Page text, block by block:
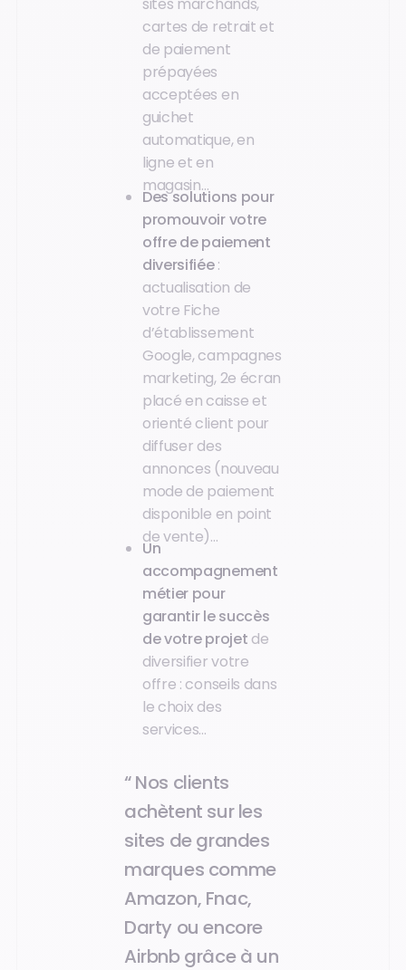
cartes de retrait et
de paiement
prépayées
acceptées en
guichet
automatique, en
ligne et en
magasin…
Des solutions pour
promouvoir votre
offre de paiement
diversifiée:
actualisation de
votre Fiche
d’établissement
Google, campagnes
marketing, 2e écran
placé en caisse et
orienté client pour
diffuser des
annonces (nouveau
mode de paiement
disponible en point
de vente)…
Un
accompagnement
métier pour
garantir le succès
de votre projet de
diversifier votre
offre : conseils dans
le choix des
services…
“ Nos clients
achètent sur les
sites de grandes
marques comme
Amazon, Fnac,
Darty ou encore
Airbnb grâce à un